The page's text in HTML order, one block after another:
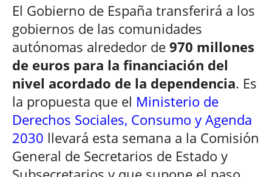
El Gobierno de España transferirá a los
gobiernos de las comunidades
autónomas alrededor de 970 millones
de euros para la financiación del
nivel acordado de la dependencia. Es
la propuesta que el Ministerio de
Derechos Sociales, Consumo y Agenda
2030 llevará esta semana a la Comisión
General de Secretarios de Estado y